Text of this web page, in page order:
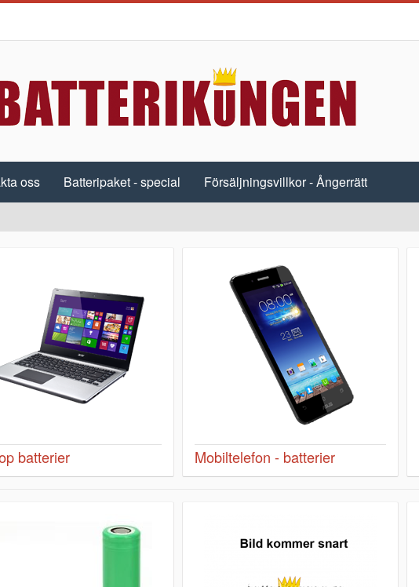
oss Batteripaket - special Försäljningsvillkor - Ångerrätt
batterier Mobiltelefon - batterier